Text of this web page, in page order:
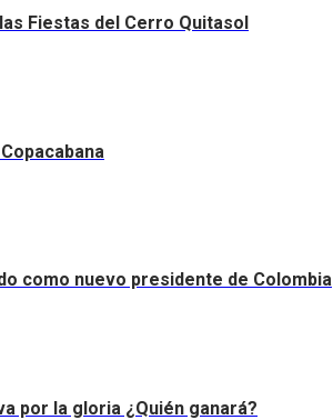
Fiestas del Cerro Quitasol
como nuevo presidente de Colombia
por la gloria ¿Quién ganará?